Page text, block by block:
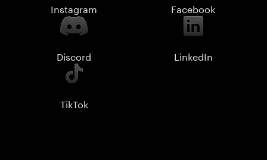
Instagram Facebook
Discord LinkedIn
TikTok